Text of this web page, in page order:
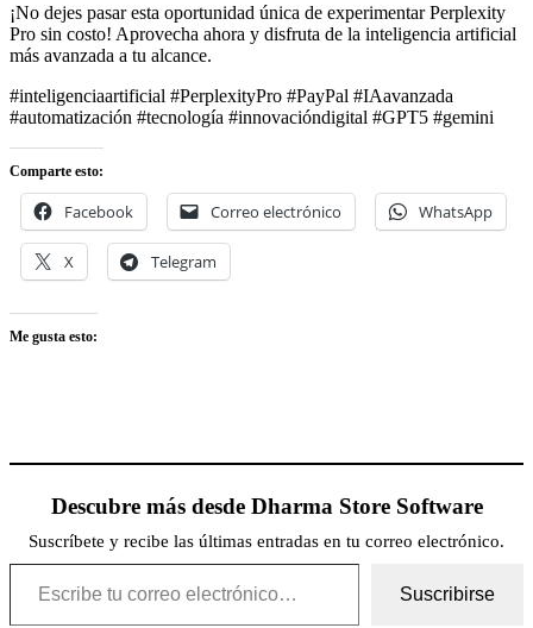
¡No dejes pasar esta oportunidad única de experimentar Perplexity
Pro sin costo! Aprovecha ahora y disfruta de la inteligencia artificial
más avanzada a tu alcance.
#inteligenciaartificial #PerplexityPro #PayPal #IAavanzada
#automatización #tecnología #innovacióndigital #GPT5 #gemini
Comparte esto:
Facebook Correo electrónico WhatsApp
X Telegram
Me gusta esto:
Descubre más desde Dharma Store Software
Suscríbete y recibe las últimas entradas en tu correo electrónico.
Escribe tu correo electrónico…
Suscribirse